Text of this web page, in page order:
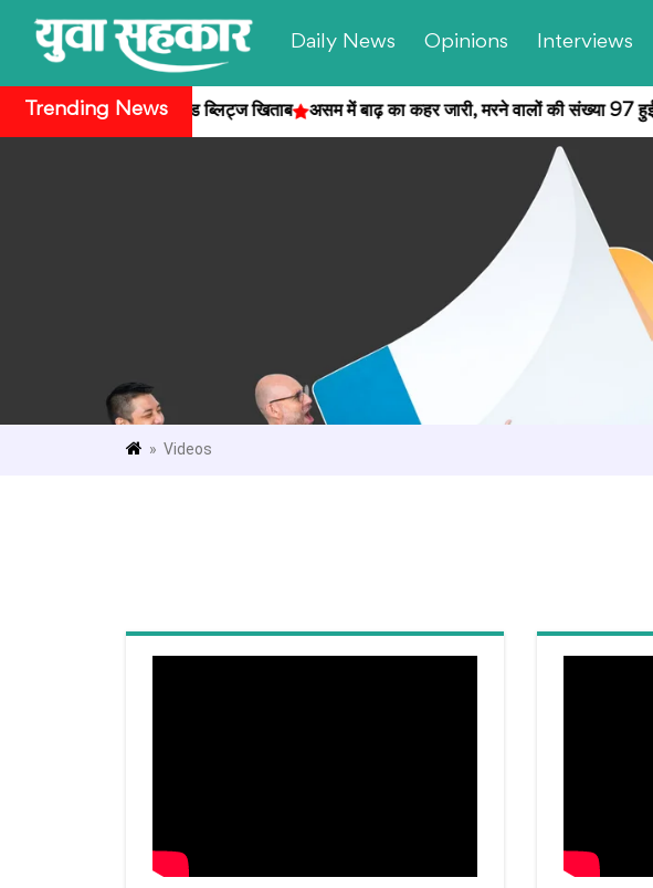
Daily News Opinions Interviews
Trending News
2026 सेंट लुइस रैपिड एंड ब्लिट्ज खिताब असम में बाढ़ का कहर जारी, मरने वालों की संख्या 97 हुई
» Videos